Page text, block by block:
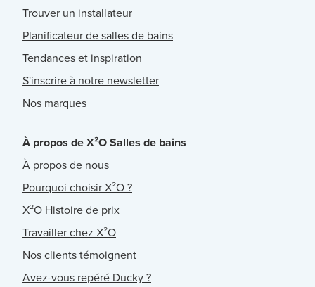
Trouver un installateur
Planificateur de salles de bains
Tendances et inspiration
S'inscrire à notre newsletter
Nos marques
À propos de X²O Salles de bains
À propos de nous
Pourquoi choisir X²O ?
X²O Histoire de prix
Travailler chez X²O
Nos clients témoignent
Avez-vous repéré Ducky ?